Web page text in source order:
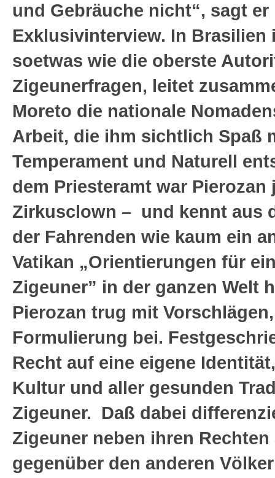
und Gebräuche nicht“, sagt er
Exklusivinterview. In Brasilien
soetwas wie die oberste
Zigeunerfragen, leitet
Moreto die nationale
Arbeit, die ihm sichtlich Spaß
Temperament und Naturell
dem Priesteramt war Pierozan
Zirkusclown – und kennt aus
der Fahrenden wie kaum ein
Vatikan „Orientierungen für
Zigeuner” in der ganzen Welt
Pierozan trug mit
Formulierung bei.
Recht auf eine eigene
Kultur und aller gesunden
Zigeuner. Daß dabei
Zigeuner neben ihren
gegenüber den anderen